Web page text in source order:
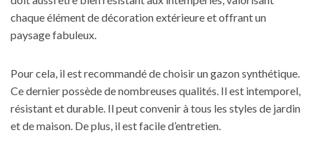
chaque élément dedécoration extérieureet offrant un
paysage fabuleux.
Pour cela, il est recommandé de choisir un gazon synthétique.
Ce dernier possède de nombreuses qualités. Il est intemporel,
résistant et durable. Il peut convenir à tous les styles de jardin
et de maison. De plus, il est facile d’entretien.